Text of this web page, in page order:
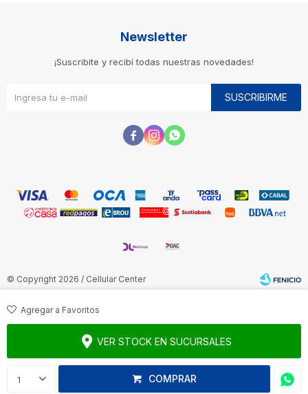
VER STOCK EN SUCURSALES
1 COMPRAR
Newsletter
¡Suscribite y recibí todas nuestras novedades!
SUSCRIBIRME
  
© Copyright 2026 / Cellular Center
Fenicio